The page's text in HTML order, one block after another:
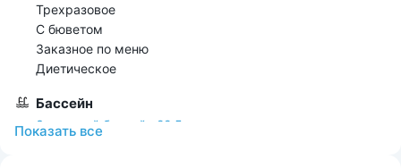
Трехразовое
С бюветом
Заказное по меню
Диетическое
Бассейн
Закрытый бассейн 22,5 м
Показать всe